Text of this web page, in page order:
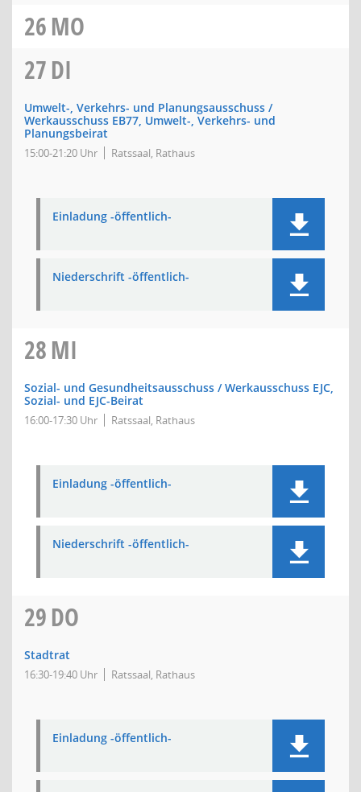
26MO
27DI
Umwelt-, Verkehrs- und Planungsausschuss /
Werkausschuss EB77, Umwelt-, Verkehrs- und
Planungsbeirat
15:00-21:20 Uhr Ratssaal, Rathaus
Einladung -öffentlich-
Niederschrift -öffentlich-
28MI
Sozial- und Gesundheitsausschuss / Werkausschuss EJC,
Sozial- und EJC-Beirat
16:00-17:30 Uhr Ratssaal, Rathaus
Einladung -öffentlich-
Niederschrift -öffentlich-
29DO
Stadtrat
16:30-19:40 Uhr Ratssaal, Rathaus
Einladung -öffentlich-